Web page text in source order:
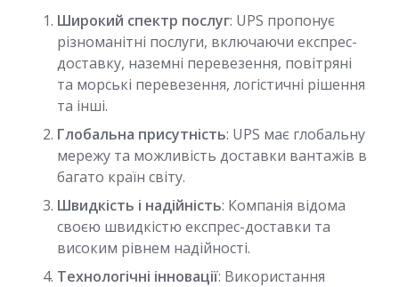
Широкий спектр послуг: UPS пропонує
різноманітні послуги, включаючи експрес-
доставку, наземні перевезення, повітряні
та морські перевезення, логістичні рішення
та інші.
Глобальна присутність: UPS має глобальну
мережу та можливість доставки вантажів в
багато країн світу.
Швидкість і надійність: Компанія відома
своєю швидкістю експрес-доставки та
високим рівнем надійності.
Технологічні інновації: Використання